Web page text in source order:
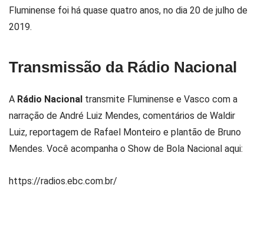
Fluminense foi há quase quatro anos, no dia 20 de julho de
2019.
Transmissão da Rádio Nacional
A Rádio Nacional transmite Fluminense e Vasco com a
narração de André Luiz Mendes, comentários de Waldir
Luiz, reportagem de Rafael Monteiro e plantão de Bruno
Mendes. Você acompanha o Show de Bola Nacional aqui:
https://radios.ebc.com.br/